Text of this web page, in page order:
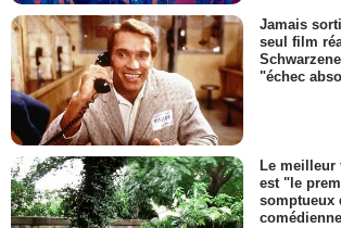
Jamais
seul film
"échec
Le meilleur
est "le
somptueux